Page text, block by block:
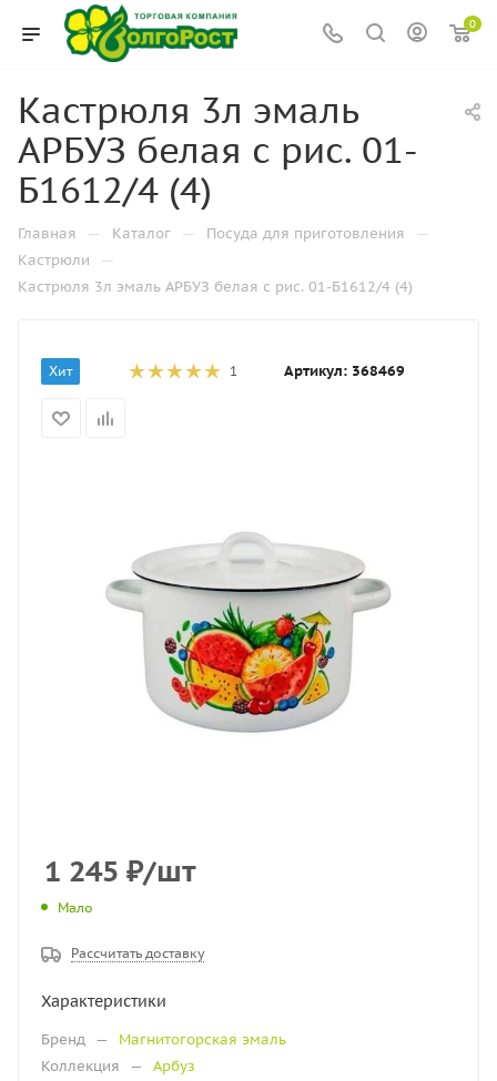
0
Кастрюля 3л эмаль
АРБУЗ белая с рис. 01-
Б1612/4 (4)
Главная — Каталог — Посуда для приготовления —
Кастрюли —
Кастрюля 3л эмаль АРБУЗ белая с рис. 01-Б1612/4 (4)
Хит 1 Артикул: 368469
1 245 ₽/шт
Мало
Рассчитать доставку
Характеристики
Бренд —
Магнитогорская эмаль
Коллекция
—
Арбуз